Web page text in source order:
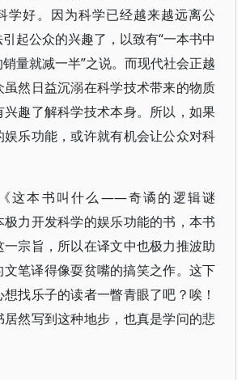
学好。因为科学已经越来越远离公
起公众的兴趣了，以致有“一本书中
量就减一半”之说。而现代社会正越
然日益沉溺在科学技术带来的物质
趣了解科学技术本身。所以，如果
乐功能，或许就有机会让公众对科
这本书叫什么——奇谲的逻辑谜
力开发科学的娱乐功能的书，本书
宗旨，所以在译文中也极力推波助
笔译得像耍贫嘴的搞笑之作。这下
找乐子的读者一瞥青眼了吧？唉！
然写到这种地步，也真是学问的悲